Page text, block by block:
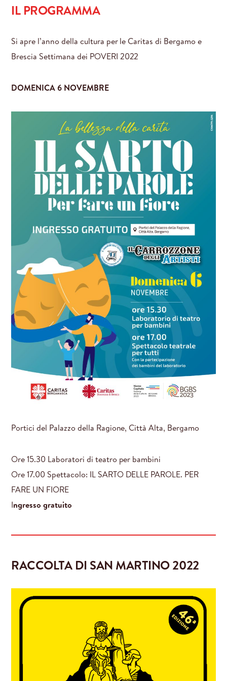
IL PROGRAMMA
Si apre l’anno della cultura per le Caritas di Bergamo e
Brescia Settimana dei POVERI 2022
DOMENICA 6 NOVEMBRE
Portici del Palazzo della Ragione, Città Alta, Bergamo
Ore 15.30 Laboratori di teatro per bambini
Ore 17.00 Spettacolo: IL SARTO DELLE PAROLE. PER
FARE UN FIORE
Ingresso gratuito
RACCOLTA DI SAN MARTINO 2022